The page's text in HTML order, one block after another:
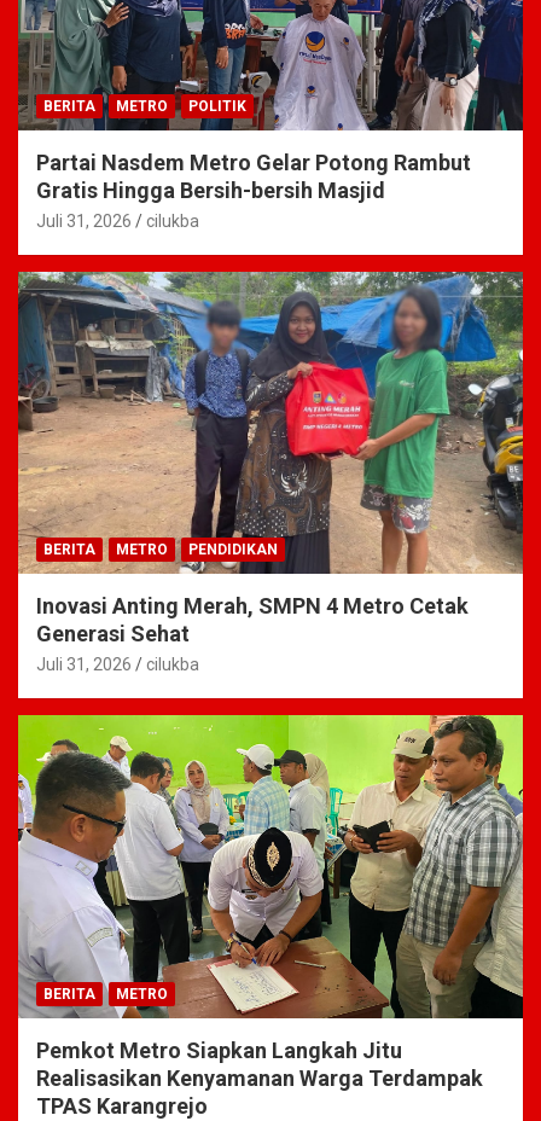
BERITA METRO POLITIK
Partai Nasdem Metro Gelar Potong Rambut
Gratis Hingga Bersih-bersih Masjid
Juli 31, 2026 cilukba
BERITA METRO PENDIDIKAN
Inovasi Anting Merah, SMPN 4 Metro Cetak
Generasi Sehat
Juli 31, 2026 cilukba
BERITA METRO
Pemkot Metro Siapkan Langkah Jitu
Realisasikan Kenyamanan Warga Terdampak
TPAS Karangrejo